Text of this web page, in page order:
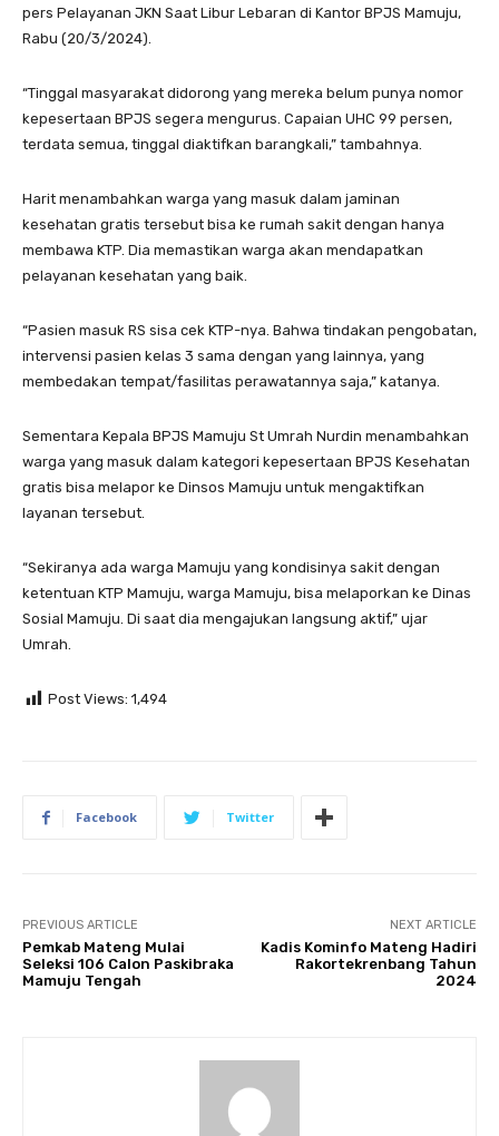
pers Pelayanan JKN Saat Libur Lebaran di Kantor BPJS Mamuju,
Rabu (20/3/2024).
“Tinggal masyarakat didorong yang mereka belum punya nomor
kepesertaan BPJS segera mengurus. Capaian UHC 99 persen,
terdata semua, tinggal diaktifkan barangkali,” tambahnya.
Harit menambahkan warga yang masuk dalam jaminan
kesehatan gratis tersebut bisa ke rumah sakit dengan hanya
membawa KTP. Dia memastikan warga akan mendapatkan
pelayanan kesehatan yang baik.
“Pasien masuk RS sisa cek KTP-nya. Bahwa tindakan pengobatan,
intervensi pasien kelas 3 sama dengan yang lainnya, yang
membedakan tempat/fasilitas perawatannya saja,” katanya.
Sementara Kepala BPJS Mamuju St Umrah Nurdin menambahkan
warga yang masuk dalam kategori kepesertaan BPJS Kesehatan
gratis bisa melapor ke Dinsos Mamuju untuk mengaktifkan
layanan tersebut.
“Sekiranya ada warga Mamuju yang kondisinya sakit dengan
ketentuan KTP Mamuju, warga Mamuju, bisa melaporkan ke Dinas
Sosial Mamuju. Di saat dia mengajukan langsung aktif,” ujar
Umrah.
Post Views: 1,494
Facebook Twitter
PREVIOUS ARTICLE
Pemkab Mateng Mulai
Seleksi 106 Calon Paskibraka
Mamuju Tengah
NEXT ARTICLE
Kadis Kominfo Mateng Hadiri
Rakortekrenbang Tahun
2024